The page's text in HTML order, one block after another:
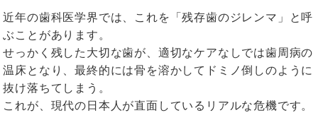
近年の歯科医学界では、これを「残存歯のジレンマ」と呼
ぶことがあります。
せっかく残した大切な歯が、適切なケアなしでは歯周病の
温床となり、最終的には骨を溶かしてドミノ倒しのように
抜け落ちてしまう。
これが、現代の日本人が直面しているリアルな危機です。